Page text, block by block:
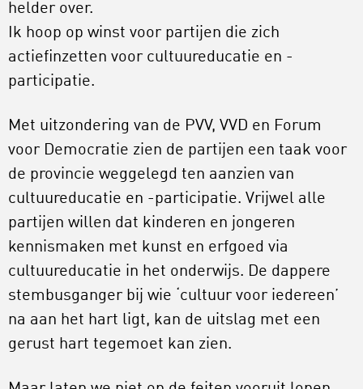
helder over.
Ik hoop op winst voor partijen die zich
actiefinzetten voor cultuureducatie en -
participatie.
Met uitzondering van de PVV, VVD en Forum
voor Democratie zien de partijen een taak voor
de provincie weggelegd ten aanzien van
cultuureducatie en -participatie. Vrijwel alle
partijen willen dat kinderen en jongeren
kennismaken met kunst en erfgoed via
cultuureducatie in het onderwijs. De dappere
stembusganger bij wie ‘cultuur voor iedereen’
na aan het hart ligt, kan de uitslag met een
gerust hart tegemoet kan zien.